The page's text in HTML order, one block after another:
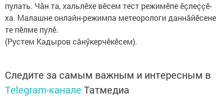
пулать. Чăн та, хальлӗхе вӗсем тест режимӗпе ӗçлеççӗ-
ха. Малашне онлайн-режимпа метеорологи даннăйӗсене
те пӗлме пулӗ.
(Рустем Кадыров сăнӳкерчӗкӗсем).
Следите за самым важным и интересным в
Telegram-канале Татмедиа